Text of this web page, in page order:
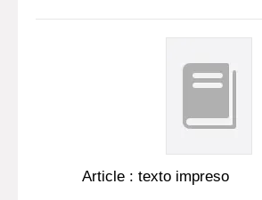
Article : texto impreso